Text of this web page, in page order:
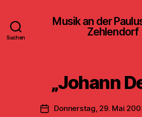
Suchen
Musik an der
Zehlendorf
„Johann
Veröffentlichungsdatum
Donnerstag, 29. Mai